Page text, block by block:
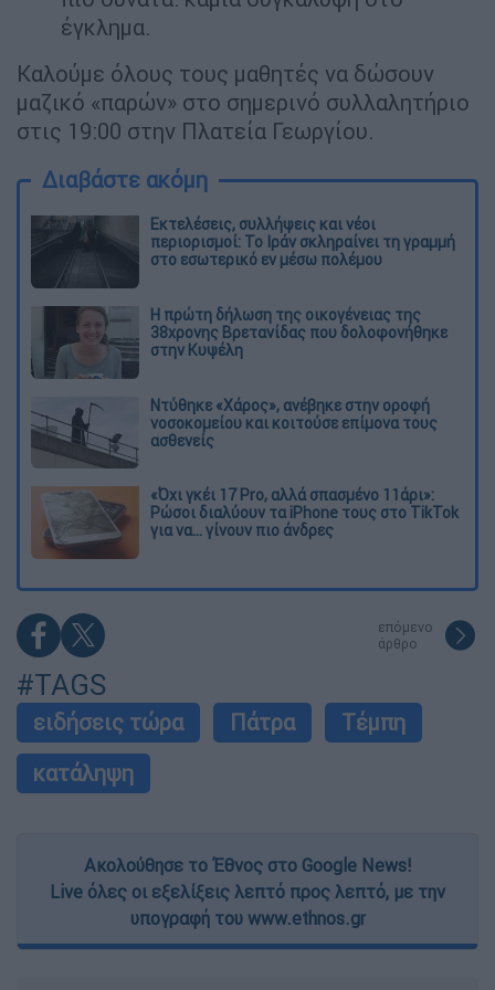
έγκλημα.
Καλούμε όλους τους μαθητές να δώσουν
μαζικό «παρών» στο σημερινό συλλαλητήριο
στις 19:00 στην Πλατεία Γεωργίου.
Διαβάστε ακόμη
Εκτελέσεις, συλλήψεις και νέοι
περιορισμοί: Το Ιράν σκληραίνει τη γραμμή
στο εσωτερικό εν μέσω πολέμου
Η πρώτη δήλωση της οικογένειας της
38χρονης Βρετανίδας που δολοφονήθηκε
στην Κυψέλη
Ντύθηκε «Χάρος», ανέβηκε στην οροφή
νοσοκομείου και κοιτούσε επίμονα τους
ασθενείς
«Όχι γκέι 17 Pro, αλλά σπασμένο 11άρι»:
Ρώσοι διαλύουν τα iPhone τους στο TikTok
για να... γίνουν πιο άνδρες
επόμενο
άρθρο
#TAGS
ειδήσεις τώρα Πάτρα
Τέμπη
κατάληψη
Ακολούθησε το Έθνος στο Google News!
Live όλες οι εξελίξεις λεπτό προς λεπτό, με την
υπογραφή του www.ethnos.gr